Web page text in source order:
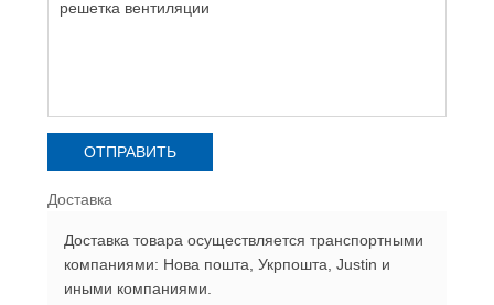
Доставка
Доставка товара осуществляется транспортными
компаниями: Нова пошта, Укрпошта, Justin и
иными компаниями.